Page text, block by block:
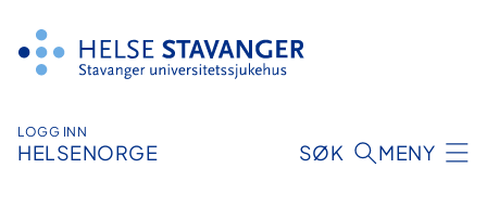
innhold
LOGG INN
HELSENORGE SØK MENY